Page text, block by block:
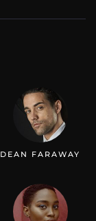
DEAN FARAWAY